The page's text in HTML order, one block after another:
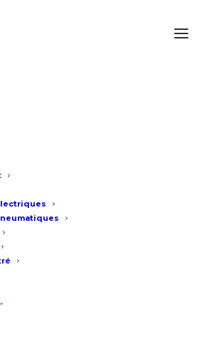
SPÉCIALISTE DE
de confiance en tant
officiel des marques de
industrielles, offrant des
qualité supérieure pour
applications de pompage.